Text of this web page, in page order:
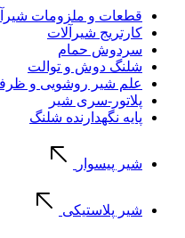
قطعات و ملزومات
کارتریج شیرآلات
سردوش حمام
شلنگ دوش و توالت
علم شیر روشویی و
پلاتور-سری شیر
پایه نگهدارنده شلنگ
شیر پیسوار
شیر پلاستیکی